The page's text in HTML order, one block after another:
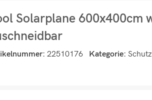
Solarplane 600x400cm
22510176 Kategorie: